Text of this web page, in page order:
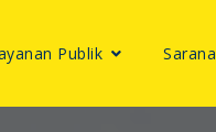
Publik Sarana